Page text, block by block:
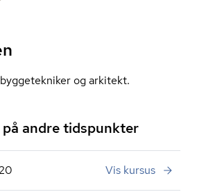
og arkitekt.
andre tidspunkter
Vis kursus